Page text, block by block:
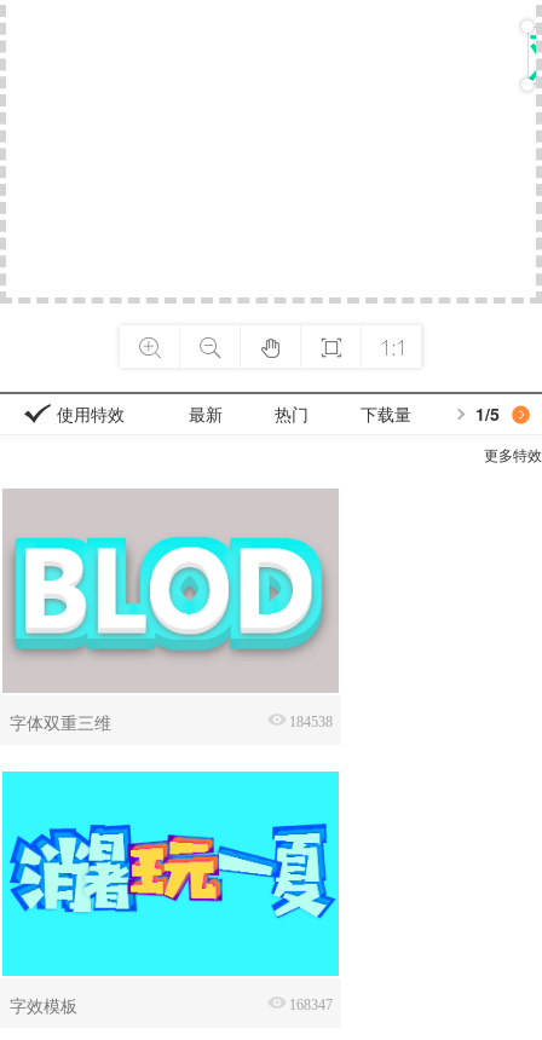
    
使用特效 最新 热门 下载量 1/5
更多特效
字体双重三维 184538
字效模板 168347